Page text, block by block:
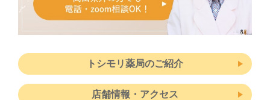
トシモリ薬局のご紹介
店舗情報・アクセス